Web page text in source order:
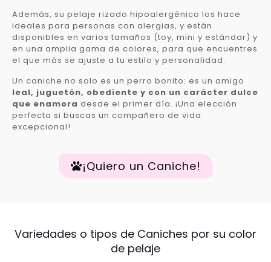
Además, su pelaje rizado hipoalergénico los hace
ideales para personas con alergias, y están
disponibles en varios tamaños (toy, mini y estándar) y
en una amplia gama de colores, para que encuentres
el que más se ajuste a tu estilo y personalidad.
Un caniche no solo es un perro bonito: es un amigo
leal, juguetón, obediente y con un carácter dulce
que enamora desde el primer día. ¡Una elección
perfecta si buscas un compañero de vida
excepcional!
¡Quiero un Caniche!
Variedades o tipos de Caniches por su color
de pelaje